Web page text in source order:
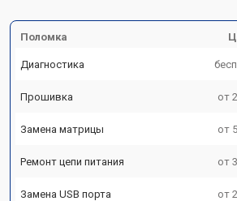
Поломка
Диагностика
Прошивка от
Замена матрицы от
Ремонт цепи питания от
Замена USB порта от